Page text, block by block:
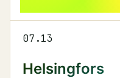
07.13
Helsingfors